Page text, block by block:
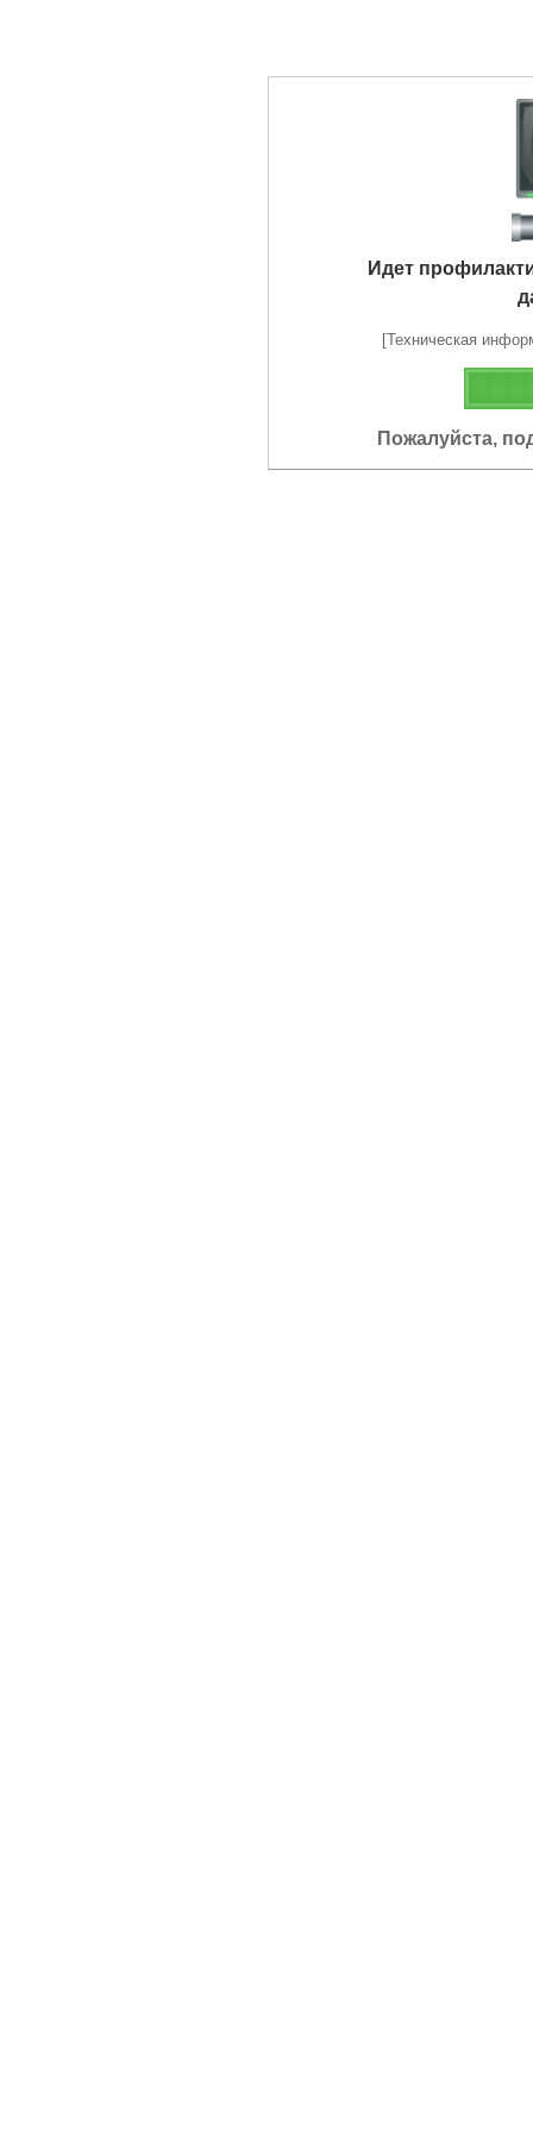
Идет
[Техническая
Пожалуйста,